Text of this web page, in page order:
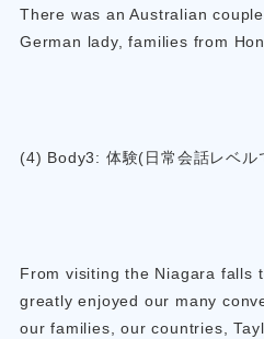
There was an Australian
German lady, families from
(4) Body3: 体験(日常会話レベ
From visiting the Niagara falls
greatly enjoyed our many
our families, our countries,